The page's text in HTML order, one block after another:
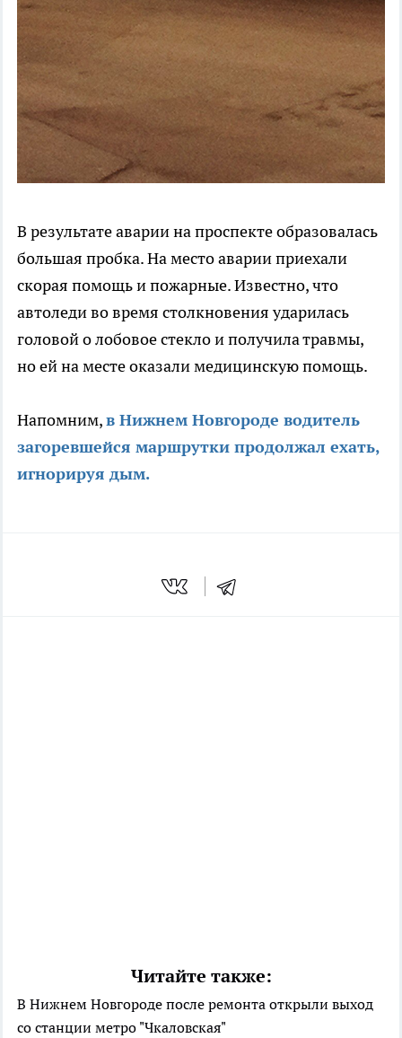
В результате аварии на проспекте образовалась
большая пробка. На место аварии приехали
скорая помощь и пожарные. Известно, что
автоледи во время столкновения ударилась
головой о лобовое стекло и получила травмы,
но ей на месте оказали медицинскую помощь.
Напомним,в Нижнем Новгороде водитель
загоревшейся маршрутки продолжал ехать,
игнорируя дым.
Читайте также:
В Нижнем Новгороде после ремонта открыли выход
со станции метро "Чкаловская"